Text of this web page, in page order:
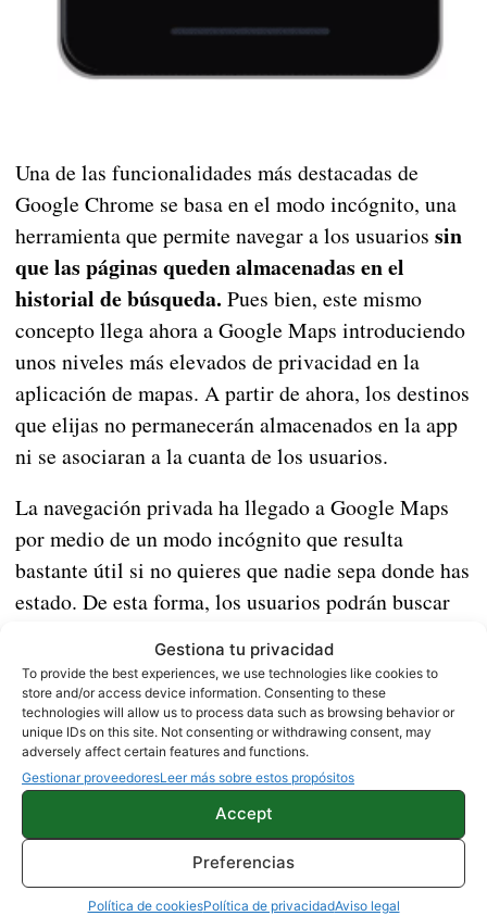
Gestiona tu privacidad
To provide the best experiences, we use technologies like cookies to
store and/or access device information. Consenting to these
technologies will allow us to process data such as browsing behavior or
unique IDs on this site. Not consenting or withdrawing consent, may
adversely affect certain features and functions.
Gestionar proveedoresLeer más sobre estos propósitos
Accept
Preferencias
Política de cookiesPolítica de privacidadAviso legal
Una de las funcionalidades más destacadas de
Google Chrome se basa en el modo incógnito, una
herramienta que permite navegar a los usuarios sin
que las páginas queden almacenadas en el
historial de búsqueda. Pues bien, este mismo
concepto llega ahora a Google Maps introduciendo
unos niveles más elevados de privacidad en la
aplicación de mapas. A partir de ahora, los destinos
que elijas no permanecerán almacenados en la app
ni se asociaran a la cuanta de los usuarios.
La navegación privada ha llegado a Google Maps
por medio de un modo incógnito que resulta
bastante útil si no quieres que nadie sepa donde has
estado. De esta forma, los usuarios podrán buscar
alguno de los lugares marcados en el mapa. Una
nueva funcionalidad que quedará activada al
acceder a la foto de perfil localizada en la
esquina superior derecha de la app.
este momento aparecerá una barra gris oscura que
servirá como indicador para saber que el modo
incógnito está activo.